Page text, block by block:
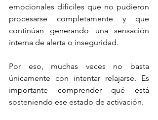
emocionales difíciles que no pudieron
procesarse completamente y que
continúan generando una sensación
interna de alerta o inseguridad.
Por eso, muchas veces no basta
únicamente con intentar relajarse. Es
importante comprender qué está
sosteniendo ese estado de activación.